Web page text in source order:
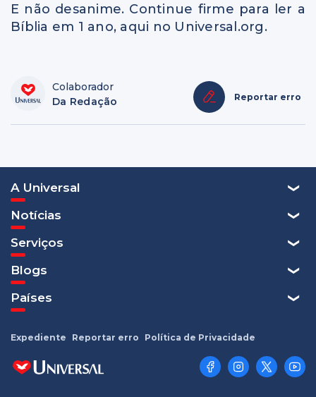
E não desanime. Continue firme para ler a
Bíblia em 1 ano, aqui no Universal.org.
Colaborador
Da Redação
Reportar erro
A Universal
Notícias
Serviços
Blogs
Países
Expediente Reportar erro Política de Privacidade